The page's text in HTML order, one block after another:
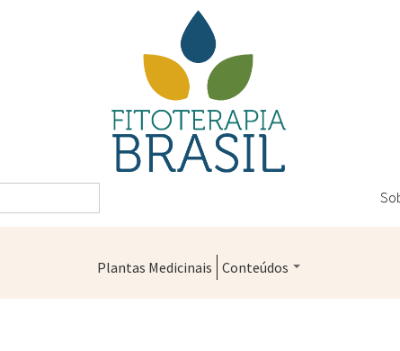
Plantas Medicinais Conteúdos